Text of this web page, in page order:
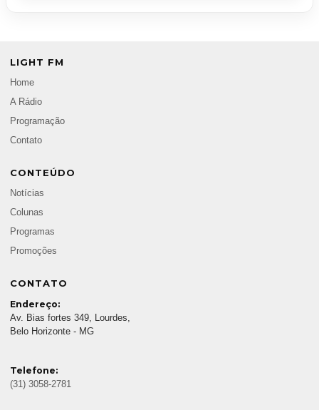
LIGHT FM
Home
A Rádio
Programação
Contato
CONTEÚDO
Notícias
Colunas
Programas
Promoções
CONTATO
Endereço:
Av. Bias fortes 349, Lourdes,
Belo Horizonte - MG
Telefone:
(31) 3058-2781